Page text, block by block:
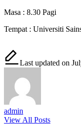
Masa : 8.30 Pagi
Tempat : Universiti
Last updated on
admin
View All Posts